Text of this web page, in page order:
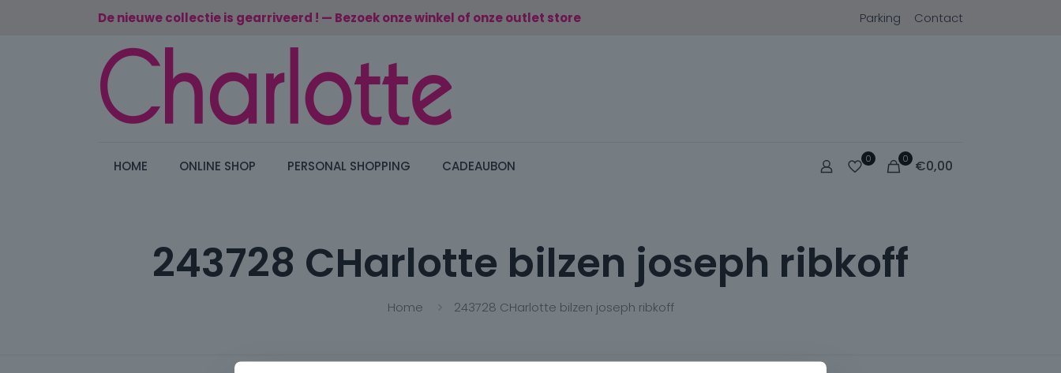
De nieuwe collectie is gearriveerd ! — Bezoek onze winkel of onze outlet store Parking Contact
HOME ONLINE SHOP PERSONAL SHOPPING CADEAUBON 0 0 €0,00
243728 CHarlotte bilzen joseph ribkoff
Home 243728 CHarlotte bilzen joseph ribkoff